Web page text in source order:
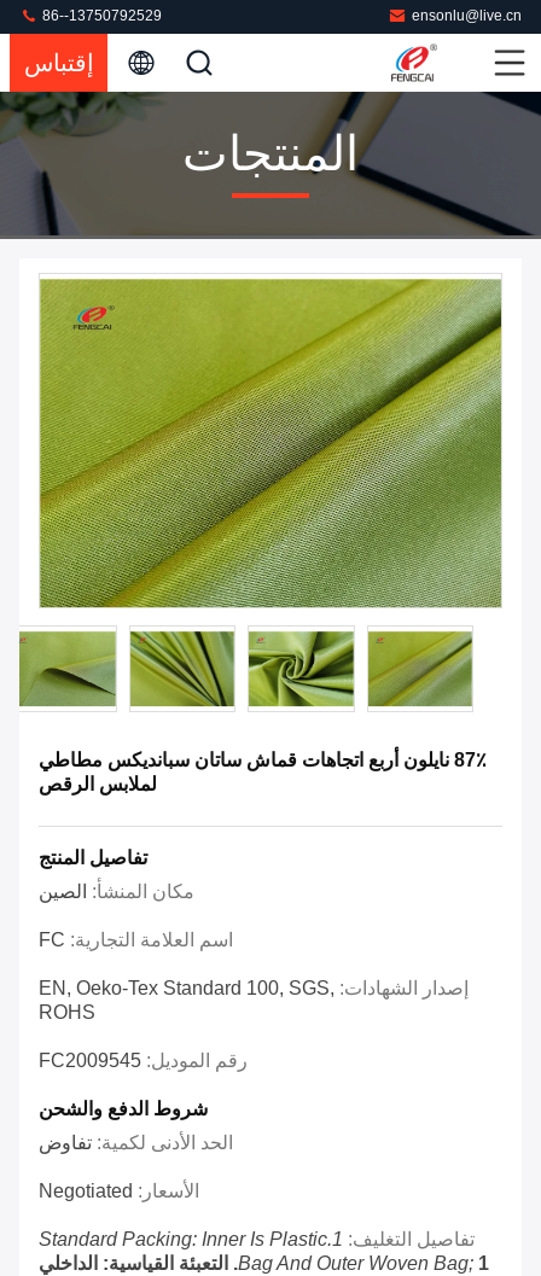
ensonlu@live.cn
86--13750792529
إقتباس
المنتجات
87٪ نايلون أربع اتجاهات قماش ساتان سبانديكس مطاطي
لملابس الرقص
تفاصيل المنتج
مكان المنشأ: الصين
اسم العلامة التجارية: FC
إصدار الشهادات: EN, Oeko-Tex Standard 100, SGS,
ROHS
رقم الموديل: FC2009545
شروط الدفع والشحن
الحد الأدنى لكمية: تفاوض
الأسعار: Negotiated
تفاصيل التغليف:
1.Standard Packing: Inner Is Plastic
Bag And Outer Woven Bag; 1. التعبئة القياسية: الداخلي